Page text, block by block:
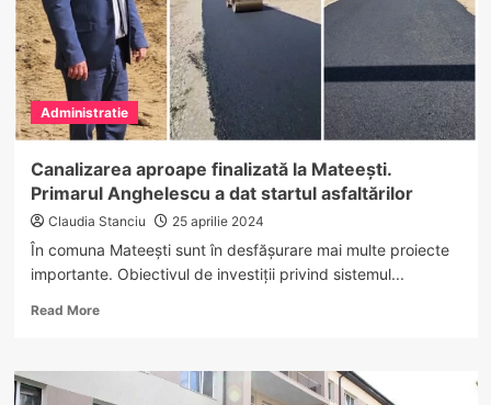
noi
clădiri
de
spital.
Vezi
unde!
Administratie
Canalizarea aproape finalizată la Mateești.
Primarul Anghelescu a dat startul asfaltărilor
Claudia Stanciu 25 aprilie 2024
În comuna Mateești sunt în desfășurare mai multe proiecte
importante. Obiectivul de investiții privind sistemul...
Read MoreRead
Canalizarea